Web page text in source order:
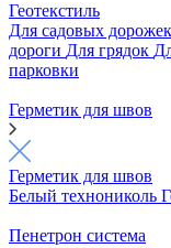
Геотекстиль
Для садовых дорожек
дороги Для грядок
парковки
Герметик для швов
Герметик для швов
Белый технониколь
Пенетрон система